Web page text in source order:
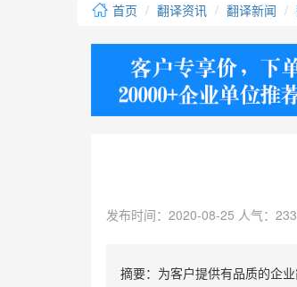
学位证翻译
身份证翻译
首页 翻译资讯 翻译新闻
发布时间：2020-08-25 人气：
摘要：为客户提供有品质的企